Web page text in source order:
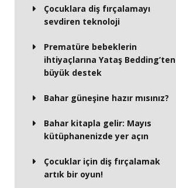
Çocuklara diş fırçalamayı
sevdiren teknoloji
Prematüre bebeklerin
ihtiyaçlarına Yataş Bedding’ten
büyük destek
Bahar güneşine hazır mısınız?
Bahar kitapla gelir: Mayıs
kütüphanenizde yer açın
Çocuklar için diş fırçalamak
artık bir oyun!